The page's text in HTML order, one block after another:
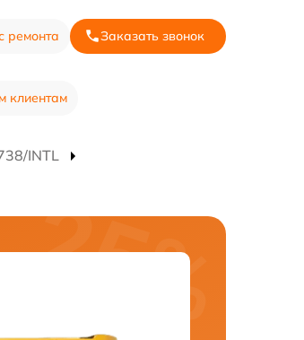
ремонта Заказать звонок
клиентам
INTL